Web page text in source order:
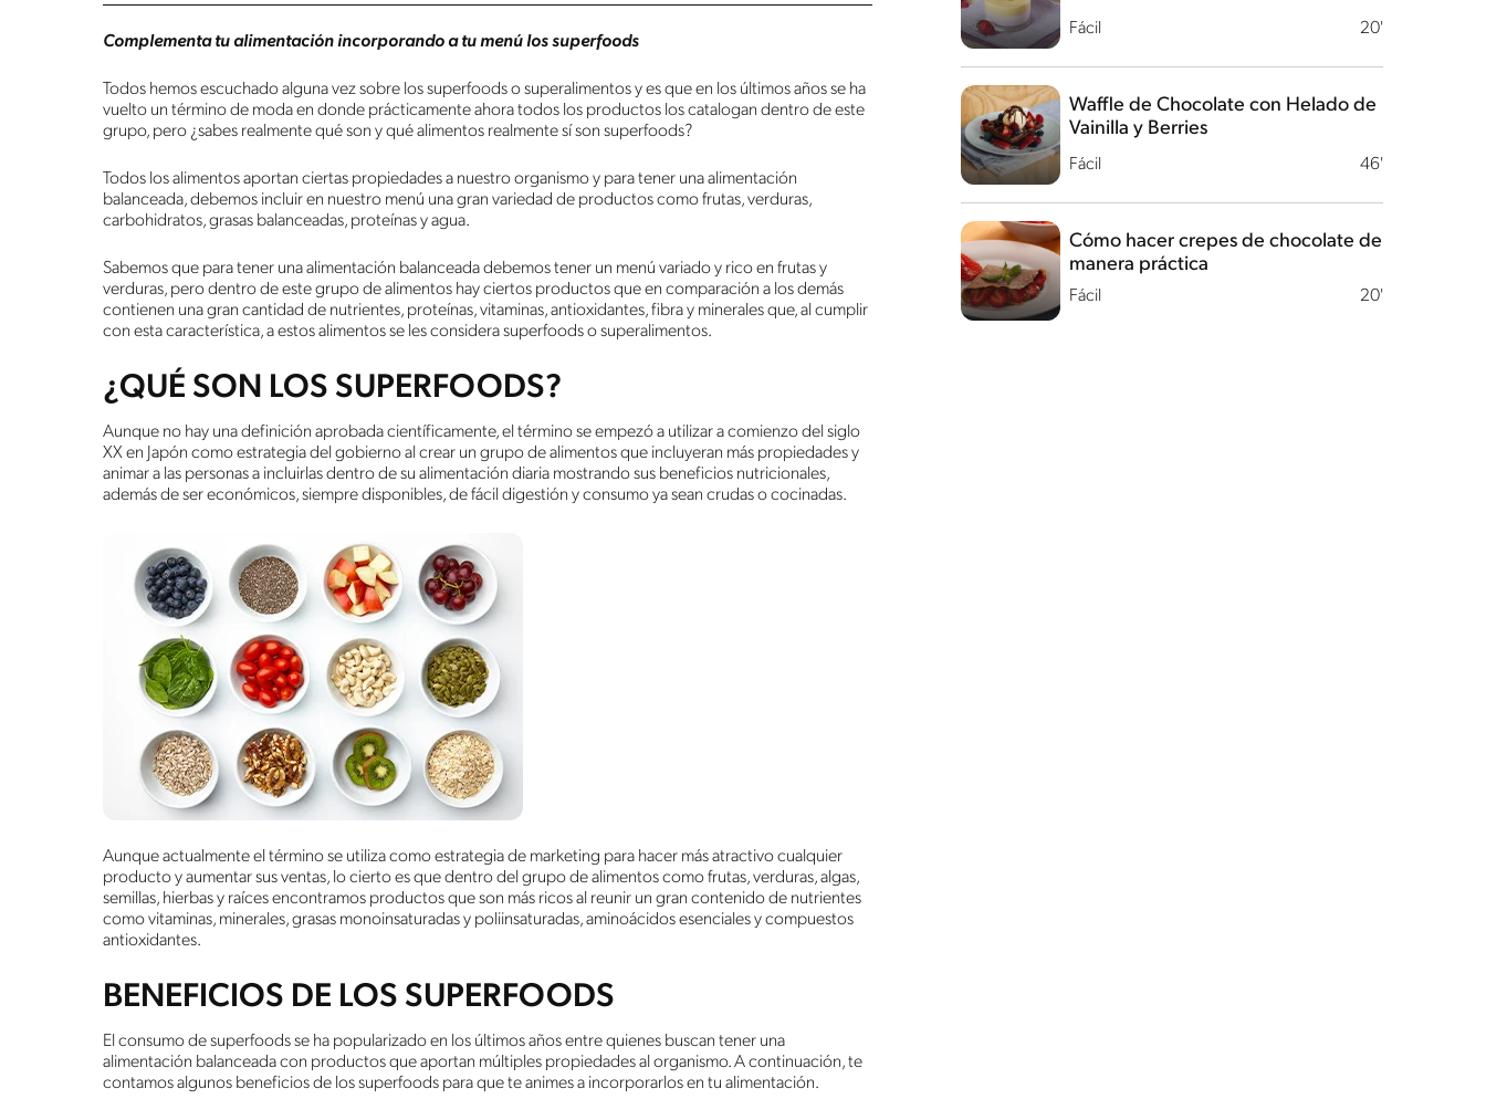
Complementa tu alimentación incorporando a tu menú los superfoods
Todos hemos escuchado alguna vez sobre los superfoods o superalimentos y es que en los últimos años se ha
vuelto un término de moda en donde prácticamente ahora todos los productos los catalogan dentro de este
grupo, pero ¿sabes realmente qué son y qué alimentos realmente sí son superfoods?
Todos los alimentos aportan ciertas propiedades a nuestro organismo y para tener una alimentación
balanceada, debemos incluir en nuestro menú una gran variedad de productos como frutas, verduras,
carbohidratos, grasas balanceadas, proteínas y agua.
Sabemos que para tener una alimentación balanceada debemos tener un menú variado y rico en frutas y
verduras, pero dentro de este grupo de alimentos hay ciertos productos que en comparación a los demás
contienen una gran cantidad de nutrientes, proteínas, vitaminas, antioxidantes, fibra y minerales que, al cumplir
con esta característica, a estos alimentos se les considera superfoods o superalimentos.
¿QUÉ SON LOS SUPERFOODS?
Aunque no hay una definición aprobada científicamente, el término se empezó a utilizar a comienzo del siglo
XX en Japón como estrategia del gobierno al crear un grupo de alimentos que incluyeran más propiedades y
animar a las personas a incluirlas dentro de su alimentación diaria mostrando sus beneficios nutricionales,
además de ser económicos, siempre disponibles, de fácil digestión y consumo ya sean crudas o cocinadas.
Aunque actualmente el término se utiliza como estrategia de marketing para hacer más atractivo cualquier
producto y aumentar sus ventas, lo cierto es que dentro del grupo de alimentos como frutas, verduras, algas,
semillas, hierbas y raíces encontramos productos que son más ricos al reunir un gran contenido de nutrientes
como vitaminas, minerales, grasas monoinsaturadas y poliinsaturadas, aminoácidos esenciales y compuestos
antioxidantes.
BENEFICIOS DE LOS SUPERFOODS
El consumo de superfoods se ha popularizado en los últimos años entre quienes buscan tener una
alimentación balanceada con productos que aportan múltiples propiedades al organismo. A continuación, te
contamos algunos beneficios de los superfoods para que te animes a incorporarlos en tu alimentación.
Fácil 20'
Fácil 46'
Waffle de Chocolate con Helado de
Vainilla y Berries
Fácil 20'
Cómo hacer crepes de chocolate de
manera práctica